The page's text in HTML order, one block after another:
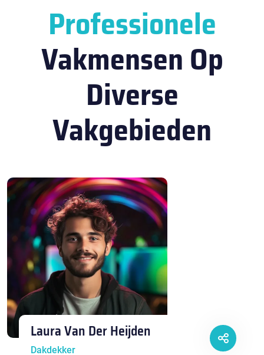
Professionele
Vakmensen Op
Diverse
Vakgebieden
Laura Van Der Heijden
Dakdekker